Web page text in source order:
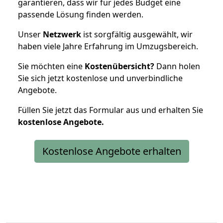
garantieren, dass wir für jedes Budget eine
passende Lösung finden werden.
Unser Netzwerk ist sorgfältig ausgewählt, wir
haben viele Jahre Erfahrung im Umzugsbereich.
Sie möchten eine Kostenübersicht? Dann holen
Sie sich jetzt kostenlose und unverbindliche
Angebote.
Füllen Sie jetzt das Formular aus und erhalten Sie
kostenloseAngebote.
Kostenlose Angebote erhalten